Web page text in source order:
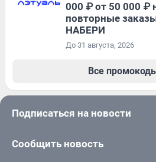
000 ₽ от 50 000 ₽
повторные
НАБЕРИ
До 31 августа, 2026
Все
Подписаться на новости
Сообщить новость